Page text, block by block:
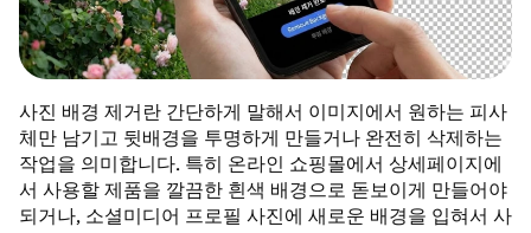
사진 배경 제거란 간단하게 말해서 이미지에서 원하는 피사
체만 남기고 뒷배경을 투명하게 만들거나 완전히 삭제하는
작업을 의미합니다. 특히 온라인 쇼핑몰에서 상세페이지에
서 사용할 제품을 깔끔한 흰색 배경으로 돋보이게 만들어야
되거나, 소셜미디어 프로필 사진에 새로운 배경을 입혀서 사